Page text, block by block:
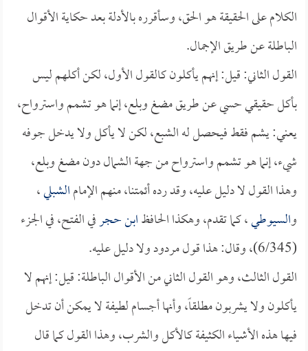
الكلام على الحقيقة هو الحق، وسأقرره بالأدلة بعد حكاية الأقوال
الباطلة عن طريق الإجمال.
القول الثاني: قيل: إنهم يأكلون كالقول الأول، لكن أكلهم ليس
بأكل حقيقي حسي عن طريق مضغ وبلع، إنما هو تشمم واسترواح،
يعني: يشم فقط فيحصل له الشبع، لكن لا يأكل ولا يدخل جوفه
شيء، إنما هو تشمم واسترواح من جهة الشمال دون مضغ وبلع،
وهذا القول لا دليل عليه، وقد رده أئمتنا، منهم الإمامالشبلي،
والسيوطي، كما تقدم، وهكذا الحافظابن حجرفي الفتح، في الجزء
(6/345)، وقال: هذا قول مردود ولا دليل عليه.
القول الثالث، وهو القول الثاني من الأقوال الباطلة: قيل: إنهم لا
يأكلون ولا يشربون مطلقاً، وأنها أجسام لطيفة لا يمكن أن تدخل
فيها هذه الأشياء الكثيفة كالأكل والشرب، وهذا القول كما قال